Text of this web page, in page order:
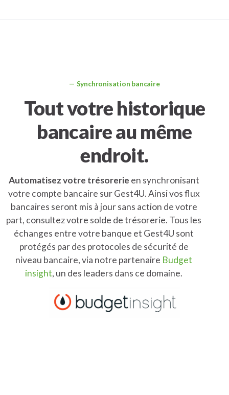
Synchronisation bancaire
Tout votre historique
bancaire au même
endroit.
Automatisez votre trésorerie en synchronisant
votre compte bancaire sur Gest4U. Ainsi vos flux
bancaires seront mis à jour sans action de votre
part, consultez votre solde de trésorerie. Tous les
échanges entre votre banque et Gest4U sont
protégés par des protocoles de sécurité de
niveau bancaire, via notre partenaire Budget
insight, un des leaders dans ce domaine.